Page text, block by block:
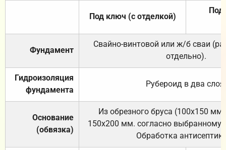
Под ключ (с отделкой)
Под
Фундамент
Свайно-винтовой или ж/б сваи
отдельно).
Гидроизоляция
фундамента
Рубероид в два слоя.
Основание
(обвязка)
Из обрезного бруса (100х150
150х200 мм. согласно выбранному
Обработка